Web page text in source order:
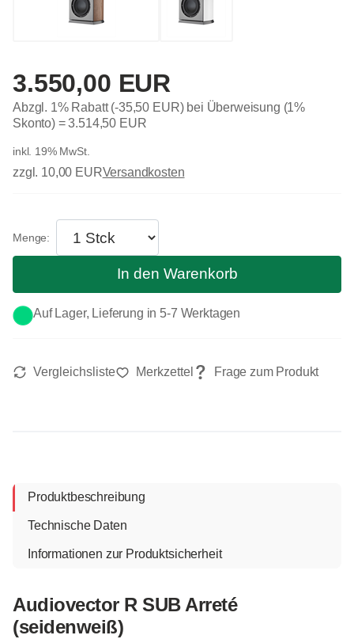
3.550,00 EUR
Abzgl. 1% Rabatt (-35,50 EUR) bei Überweisung (1%
Skonto) =3.514,50 EUR
inkl. 19% MwSt.
zzgl. 10,00 EURVersandkosten
Auf Lager, Lieferung in 5-7 Werktagen
In den Warenkorb
Produktbeschreibung
Technische Daten
Informationen zur Produktsicherheit
Audiovector R SUB Arreté
(seidenweiß)